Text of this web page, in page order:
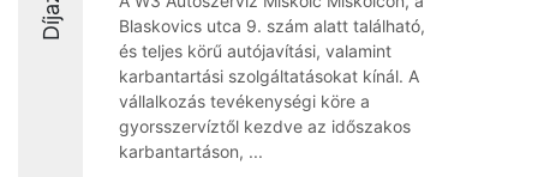
Blaskovics utca 9. szám alatt található,
és teljes körű autójavítási, valamint
karbantartási szolgáltatásokat kínál. A
vállalkozás tevékenységi köre a
gyorsszervíztől kezdve az időszakos
karbantartáson, ...